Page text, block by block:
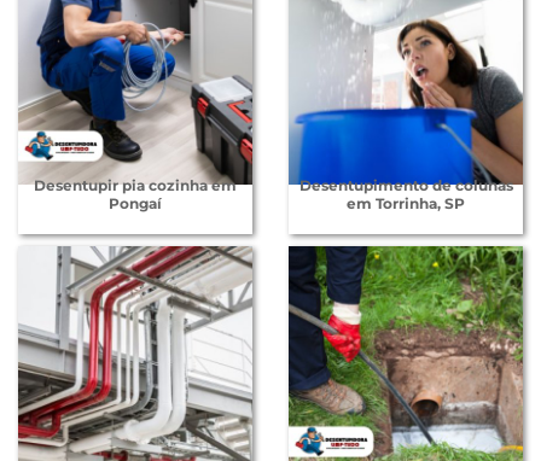
Desentupir pia cozinha em
Pongaí
Desentupimento de colunas
em Torrinha, SP